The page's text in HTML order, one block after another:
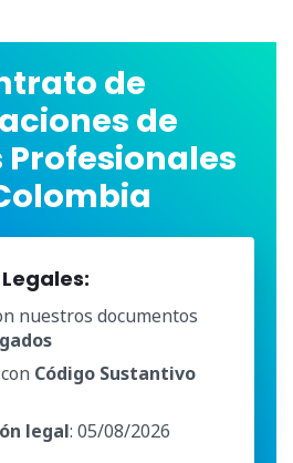
de
de
Profesionales
nuestros documentos
con Código Sustantivo
legal: 05/08/2026